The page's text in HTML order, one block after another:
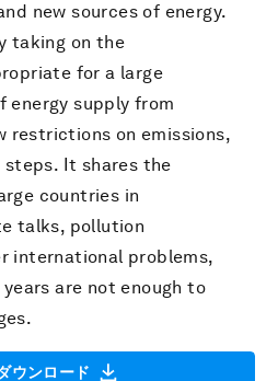
new sources of energy.
taking on the
for a large
energy supply from
restrictions on emissions,
It shares the
countries in
talks, pollution
international problems,
are not enough to
ウンロード